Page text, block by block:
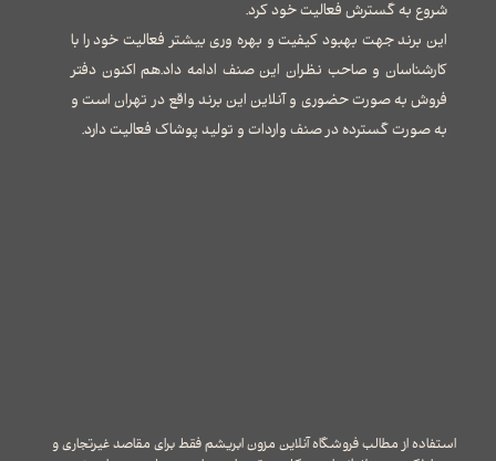
شروع به گسترش فعالیت خود کرد.
این برند جهت بهبود کیفیت و بهره وری بیشتر فعالیت خود را با
کارشناسان و صاحب نظران این صنف ادامه داد.هم اکنون دفتر
فروش به صورت حضوری و آنلاین این برند واقع در تهران است و
به صورت گسترده در صنف واردات و تولید پوشاک فعالیت دارد.
استفاده از مطالب فروشگاه آنلاین مزون ابریشم فقط برای مقاصد غیرتجاری و